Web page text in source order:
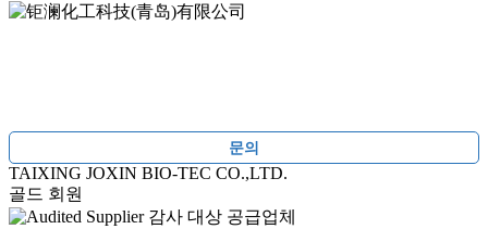
문의
TAIXING JOXIN BIO-TEC CO.,LTD.
골드 회원
감사 대상 공급업체